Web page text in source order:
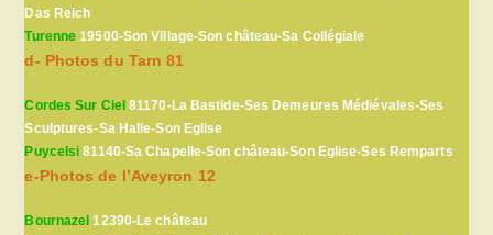
Das Reich
Turenne 19500-Son Village-Son château-Sa Collégiale
d- Photos du Tarn 81
Cordes Sur Ciel 81170-La Bastide-Ses Demeures Médiévales-Ses
Sculptures-Sa Halle-Son Eglise
Puycelsi 81140-Sa Chapelle-Son château-Son Eglise-Ses Remparts
e-Photos de l’Aveyron 12
Bournazel 12390-Le château